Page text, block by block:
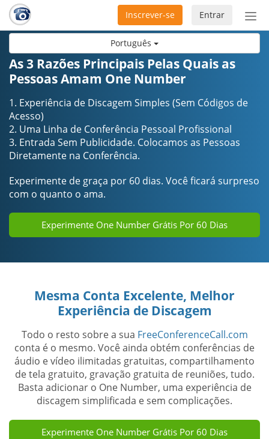
Português
Entrar
Inscrever-se
As 3 Razões Principais Pelas Quais as
Pessoas Amam One Number
1. Experiência de Discagem Simples (Sem Códigos de
Acesso)
2. Uma Linha de Conferência Pessoal Profissional
3. Entrada Sem Publicidade. Colocamos as Pessoas
Diretamente na Conferência.
Experimente de graça por 60 dias. Você ficará surpreso
com o quanto o ama.
Experimente One Number Grátis Por 60 Dias
Mesma Conta Excelente, Melhor
Experiência de Discagem
Todo o resto sobre a sua FreeConferenceCall.com
conta é o mesmo. Você ainda obtém conferências de
áudio e vídeo ilimitadas gratuitas, compartilhamento
de tela gratuito, gravação gratuita de reuniões, tudo.
Basta adicionar o One Number, uma experiência de
discagem simplificada e sem complicações.
Experimente One Number Grátis Por 60 Dias